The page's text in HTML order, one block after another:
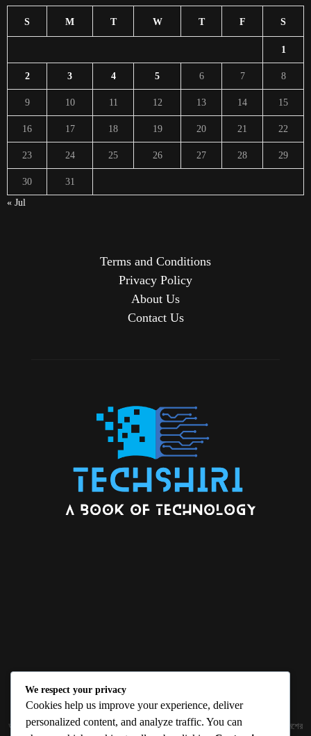
S M T W T F S
1
2 3 4 5 6 7 8
9 10 11 12 13 14 15
16 17 18 19 20 21 22
23 24 25 26 27 28 29
30
31
« Jul
Terms and Conditions
Privacy Policy
About Us
Contact Us
ABOUT US
জ্ঞান বিজ্ঞানের উৎকর্ষ আমাদের প্রভাবিত করে। আলোকিত করে। সেই আলো কে ধারণ কর দেশ ও বিদেশের
We respect your privacy
Cookies help us improve your experience, deliver
personalized content, and analyze traffic. You can